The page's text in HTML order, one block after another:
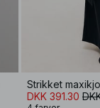
Strikket
DKK 391.30